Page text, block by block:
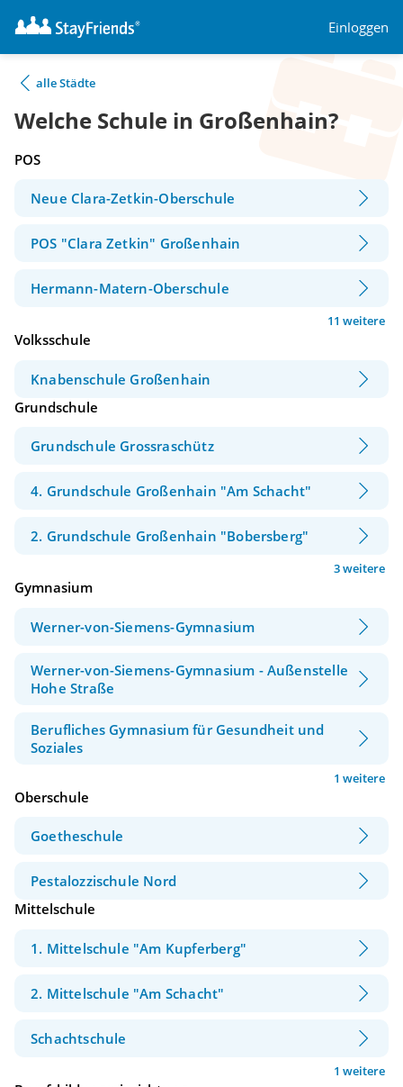
Einloggen
alle Städte
Welche Schule in Großenhain?
POS
Neue Clara-Zetkin-Oberschule
POS "Clara Zetkin" Großenhain
Hermann-Matern-Oberschule
11 weitere
Volksschule
Knabenschule Großenhain
Grundschule
Grundschule Grossraschütz
4. Grundschule Großenhain "Am Schacht"
2. Grundschule Großenhain "Bobersberg"
3 weitere
Gymnasium
Werner-von-Siemens-Gymnasium
Werner-von-Siemens-Gymnasium - Außenstelle
Hohe Straße
Berufliches Gymnasium für Gesundheit und
Soziales
1 weitere
Oberschule
Goetheschule
Pestalozzischule Nord
Mittelschule
1. Mittelschule "Am Kupferberg"
2. Mittelschule "Am Schacht"
Schachtschule
1 weitere